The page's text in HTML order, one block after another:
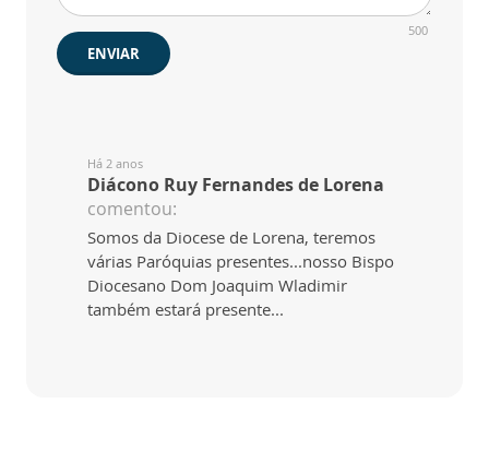
500
ENVIAR
Há 2 anos
Diácono Ruy Fernandes de Lorena
comentou:
Somos da Diocese de Lorena, teremos
várias Paróquias presentes...nosso Bispo
Diocesano Dom Joaquim Wladimir
também estará presente...